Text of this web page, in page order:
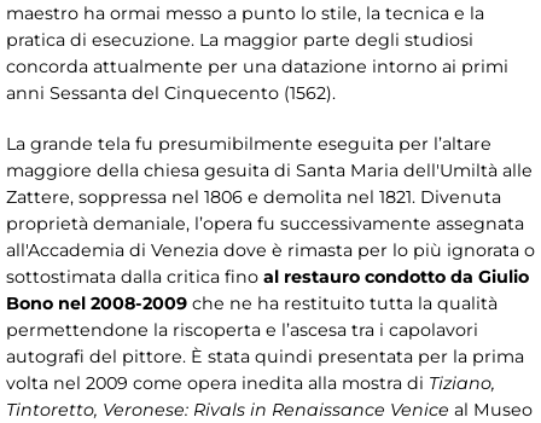
maestro ha ormai messo a punto lo stile, la tecnica e la
pratica di esecuzione. La maggior parte degli studiosi
concorda attualmente per una datazione intorno ai primi
anni Sessanta del Cinquecento (1562).
La grande tela fu presumibilmente eseguita per l’altare
maggiore della chiesa gesuita di Santa Maria dell'Umiltà alle
Zattere, soppressa nel 1806 e demolita nel 1821. Divenuta
proprietà demaniale, l’opera fu successivamente assegnata
all'Accademia di Venezia dove è rimasta per lo più ignorata o
sottostimata dalla critica fino al restauro condotto da Giulio
Bono nel 2008-2009 che ne ha restituito tutta la qualità
permettendone la riscoperta e l’ascesa tra i capolavori
autografi del pittore. È stata quindi presentata per la prima
volta nel 2009 come opera inedita alla mostra di Tiziano,
Tintoretto, Veronese: Rivals in Renaissance Venice al Museo